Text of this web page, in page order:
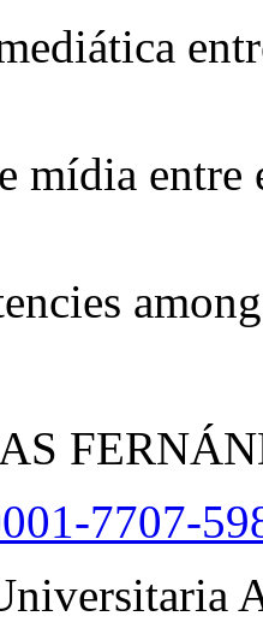
mídia entre
7707-